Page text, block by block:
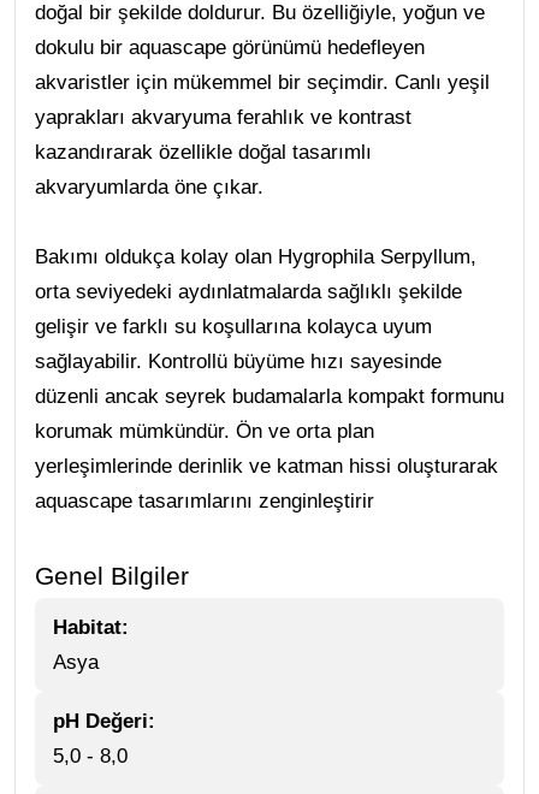
doğal bir şekilde doldurur. Bu özelliğiyle, yoğun ve
dokulu bir aquascape görünümü hedefleyen
akvaristler için mükemmel bir seçimdir. Canlı yeşil
yaprakları akvaryuma ferahlık ve kontrast
kazandırarak özellikle doğal tasarımlı
akvaryumlarda öne çıkar.
Bakımı oldukça kolay olan Hygrophila Serpyllum,
orta seviyedeki aydınlatmalarda sağlıklı şekilde
gelişir ve farklı su koşullarına kolayca uyum
sağlayabilir. Kontrollü büyüme hızı sayesinde
düzenli ancak seyrek budamalarla kompakt formunu
korumak mümkündür. Ön ve orta plan
yerleşimlerinde derinlik ve katman hissi oluşturarak
aquascape tasarımlarını zenginleştirir
Genel Bilgiler
Habitat:
Asya
pH Değeri:
5,0 - 8,0